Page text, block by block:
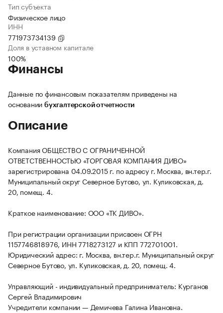
Тип субъекта
Физическое лицо
ИНН
771973734139
Доля в уставном капитале
100%
Финансы
Данные по финансовым показателям приведены на
основании бухгалтерской отчетности
Описание
Компания ОБЩЕСТВО С ОГРАНИЧЕННОЙ
ОТВЕТСТВЕННОСТЬЮ «ТОРГОВАЯ КОМПАНИЯ ДИВО»
зарегистрирована 04.09.2015 г. по адресу г. Москва, вн.тер.г.
Муниципальный округ Северное Бутово, ул. Куликовская, д.
20, помещ. 4.
Краткое наименование: ООО «ТК ДИВО».
При регистрации организации присвоен ОГРН
1157746818976, ИНН 7718273127 и КПП 772701001.
Юридический адрес: г. Москва, вн.тер.г. Муниципальный округ
Северное Бутово, ул. Куликовская, д. 20, помещ. 4.
Управляющий - индивидуальный предприниматель: Курганов
Сергей Владимирович
Учредители компании — Демичева Галина Ивановна.